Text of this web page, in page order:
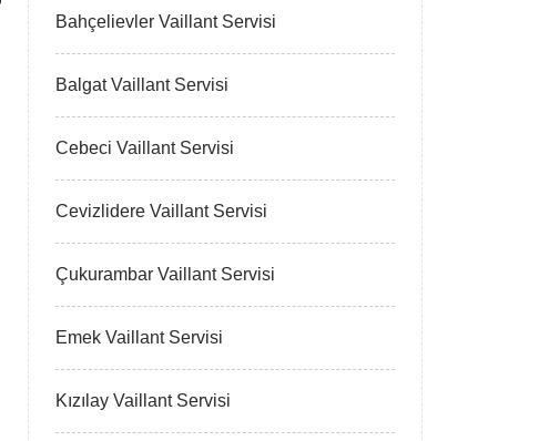
Bahçelievler Vaillant Servisi
Balgat Vaillant Servisi
Cebeci Vaillant Servisi
Cevizlidere Vaillant Servisi
Çukurambar Vaillant Servisi
Emek Vaillant Servisi
Kızılay Vaillant Servisi